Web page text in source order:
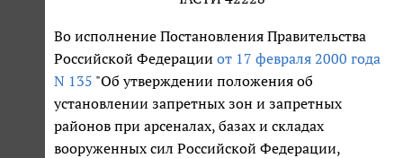
Во исполнение Постановления Правительства
Российской Федерации от 17 февраля 2000 года
N 135 "Об утверждении положения об
установлении запретных зон и запретных
районов при арсеналах, базах и складах
вооруженных сил Российской Федерации,